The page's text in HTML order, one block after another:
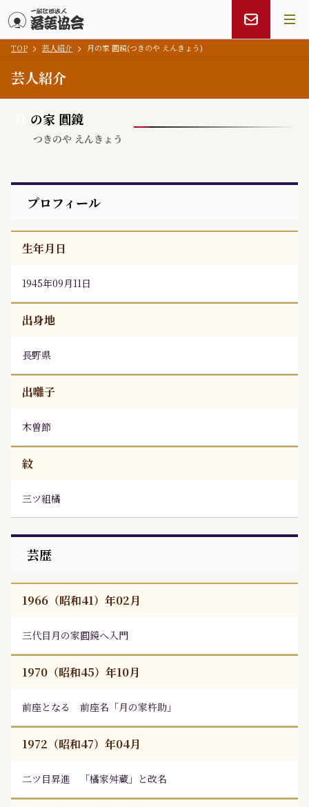
TOP 芸人紹介 月の家 圓鏡(つきのや えんきょう)
芸人紹介
の家 圓鏡
つきのや えんきょう
プロフィール
生年月日
1945年09月11日
出身地
長野県
出囃子
木曽節
紋
三ツ組橘
芸歴
1966（昭和41）年02月
三代目月の家圓鏡へ入門
1970（昭和45）年10月
前座となる 前座名「月の家杵助」
1972（昭和47）年04月
二ツ目昇進 「橘家舛蔵」と改名